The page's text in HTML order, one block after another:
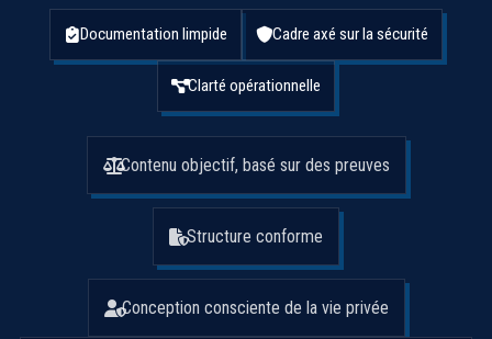
Documentation limpide Cadre axé sur la sécurité
Clarté opérationnelle
Contenu objectif, basé sur des preuves
Structure conforme
Conception consciente de la vie privée